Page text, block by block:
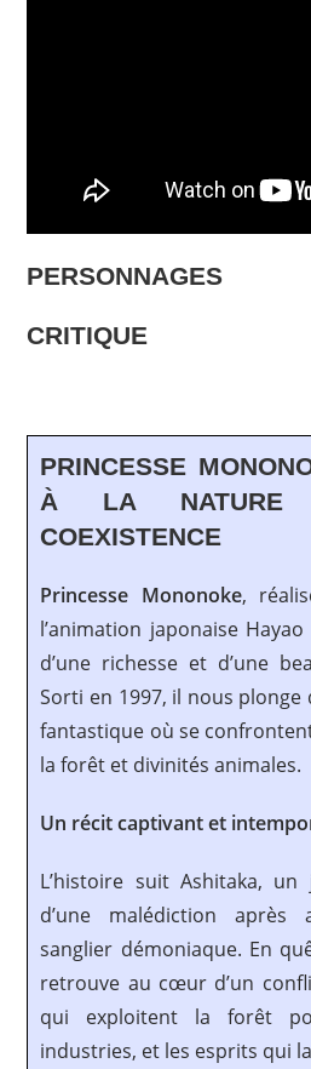
PERSONNAGES
CRITIQUE
PRINCESSE
À LA
COEXISTENCE
Princesse Mononoke,
l’animation japonaise
d’une richesse et d’une
Sorti en 1997, il nous plonge
fantastique où se
la forêt et divinités animales.
Un récit captivant et
L’histoire suit Ashitaka,
d’une malédiction
sanglier démoniaque. En
retrouve au cœur d’un
qui exploitent la forêt
industries, et les esprits qui